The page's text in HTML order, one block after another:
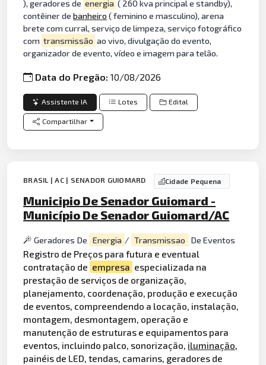
), geradores de energia ( 260 kva principal e standby),
contêiner debanheiro( feminino e masculino), arena
brete com curral, serviço de limpeza, serviço fotográfico
com transmissão ao vivo, divulgação do evento,
organizador de evento, vídeo e imagem para telão.
Data do Pregão:10/08/2026
Assistente IA Lotes Edital
Compartilhar
BRASIL | AC | SENADOR GUIOMARD Cidade Pequena
Municipio De Senador Guiomard -
Município De Senador Guiomard/AC
Geradores De Energia / Transmissao De Eventos
Registro de Preços para futura e eventual
contratação de empresa especializada na
prestação de serviços de organização,
planejamento, coordenação, produção e execução
de eventos, compreendendo a locação, instalação,
montagem, desmontagem, operação e
manutenção de estruturas e equipamentos para
eventos, incluindo palco, sonorização, iluminação,
painéis de LED, tendas, camarins, geradores de